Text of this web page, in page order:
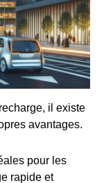
il existe
avantages.
pour les
rapide et